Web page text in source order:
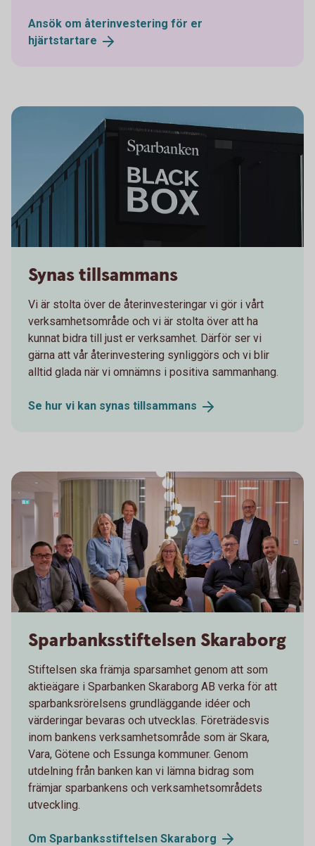
Ansök om återinvestering för er
hjärtstartare
Synas tillsammans
Vi är stolta över de återinvesteringar vi gör i vårt
verksamhetsområde och vi är stolta över att ha
kunnat bidra till just er verksamhet. Därför ser vi
gärna att vår återinvestering synliggörs och vi blir
alltid glada när vi omnämns i positiva sammanhang.
Se hur vi kan synas tillsammans
Sparbanksstiftelsen Skaraborg
Stiftelsen ska främja sparsamhet genom att som
aktieägare i Sparbanken Skaraborg AB verka för att
sparbanksrörelsens grundläggande idéer och
värderingar bevaras och utvecklas. Företrädesvis
inom bankens verksamhetsområde som är Skara,
Vara, Götene och Essunga kommuner. Genom
utdelning från banken kan vi lämna bidrag som
främjar sparbankens och verksamhetsområdets
utveckling.
Om Sparbanksstiftelsen Skaraborg